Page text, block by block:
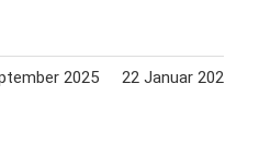
2025 22 Januar 2026